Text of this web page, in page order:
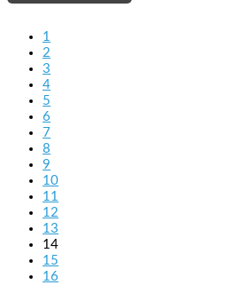
1
2
3
4
5
6
7
8
9
10
11
12
13
14
15
16